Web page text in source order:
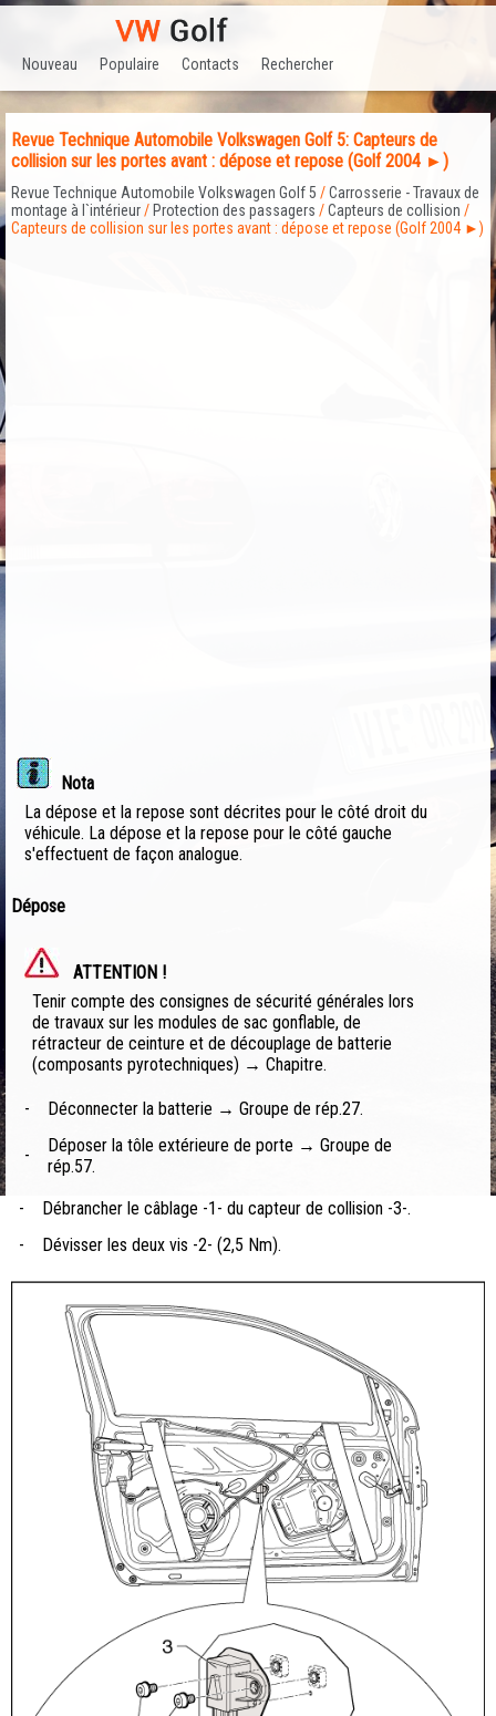
Nouveau Populaire Contacts Rechercher
Revue Technique Automobile Volkswagen Golf 5: Capteurs de
collision sur les portes avant : dépose et repose (Golf 2004 ►)
Revue Technique Automobile Volkswagen Golf 5 /Carrosserie - Travaux de
montage à l`intérieur/ Protection des passagers /Capteurs de collision /
Capteurs de collision sur les portes avant : dépose et repose (Golf 2004 ►)
Nota
La dépose et la repose sont décrites pour le côté droit du
véhicule. La dépose et la repose pour le côté gauche
s'effectuent de façon analogue.
Dépose
ATTENTION !
Tenir compte des consignes de sécurité générales lors
de travaux sur les modules de sac gonflable, de
rétracteur de ceinture et de découplage de batterie
(composants pyrotechniques) → Chapitre.
- Déconnecter la batterie → Groupe de rép.27.
-
Déposer la tôle extérieure de porte → Groupe de
rép.57.
-
Débrancher le câblage -1- du capteur de collision -3-.
-
Dévisser les deux vis -2- (2,5 Nm).